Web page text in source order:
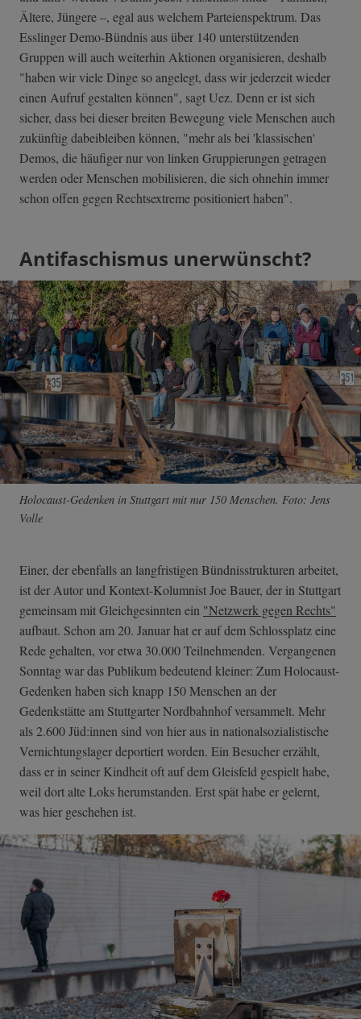
Ältere, Jüngere –, egal aus welchem Parteienspektrum. Das
Esslinger Demo-Bündnis aus über 140 unterstützenden
Gruppen will auch weiterhin Aktionen organisieren, deshalb
"haben wir viele Dinge so angelegt, dass wir jederzeit wieder
einen Aufruf gestalten können", sagt Uez. Denn er ist sich
sicher, dass bei dieser breiten Bewegung viele Menschen auch
zukünftig dabeibleiben können, "mehr als bei 'klassischen'
Demos, die häufiger nur von linken Gruppierungen getragen
werden oder Menschen mobilisieren, die sich ohnehin immer
schon offen gegen Rechtsextreme positioniert haben".
Antifaschismus unerwünscht?
Holocaust-Gedenken in Stuttgart mit nur 150 Menschen. Foto: Jens
Volle
Einer, der ebenfalls an langfristigen Bündnisstrukturen arbeitet,
ist der Autor und Kontext-Kolumnist Joe Bauer, der in Stuttgart
gemeinsam mit Gleichgesinnten ein "Netzwerk gegen Rechts"
aufbaut. Schon am 20. Januar hat er auf dem Schlossplatz eine
Rede gehalten, vor etwa 30.000 Teilnehmenden. Vergangenen
Sonntag war das Publikum bedeutend kleiner: Zum Holocaust-
Gedenken haben sich knapp 150 Menschen an der
Gedenkstätte am Stuttgarter Nordbahnhof versammelt. Mehr
als 2.600 Jüd:innen sind von hier aus in nationalsozialistische
Vernichtungslager deportiert worden. Ein Besucher erzählt,
dass er in seiner Kindheit oft auf dem Gleisfeld gespielt habe,
weil dort alte Loks herumstanden. Erst spät habe er gelernt,
was hier geschehen ist.